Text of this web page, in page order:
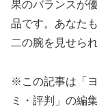
果のバランスが
品です。あなた
二の腕を見せら
※この記事は「
ミ・評判」の編